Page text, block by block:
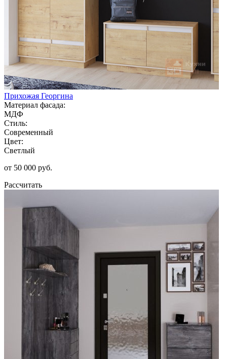
Прихожая Георгина
Материал фасада:
МДФ
Стиль:
Современный
Цвет:
Светлый
от 50 000 руб.
Рассчитать